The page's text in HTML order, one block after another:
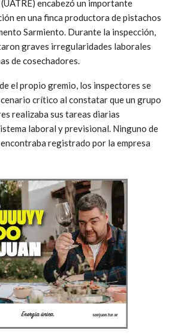
encabezó un importante
en una finca productora de pistachos
Sarmiento. Durante la inspección,
graves irregularidades laborales
de cosechadores.
el propio gremio, los inspectores se
crítico al constatar que un grupo
realizaba sus tareas diarias
laboral y previsional. Ninguno de
registrado por la empresa